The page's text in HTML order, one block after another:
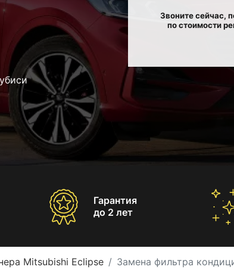
Звоните сейчас,
по стоимости
Гарантия
до 2 лет
Mitsubishi Eclipse Замена фильтра